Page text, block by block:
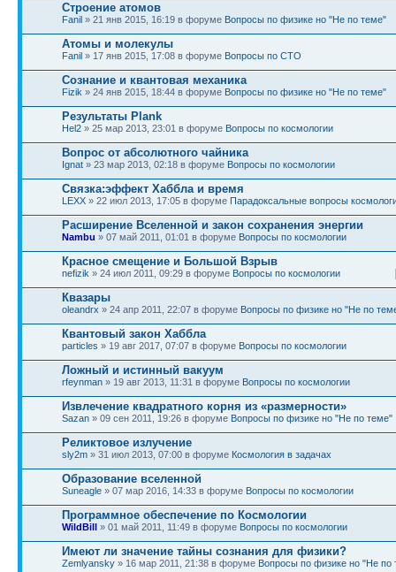
Строение атомов
Fanil » 21 янв 2015, 16:19 в форуме Вопросы по физике но "Не по теме"
Атомы и молекулы
Fanil » 17 янв 2015, 17:08 в форуме Вопросы по СТО
Сознание и квантовая механика
Fizik » 24 янв 2015, 18:44 в форуме Вопросы по физике но "Не по теме"
Результаты Plank
Hel2 » 25 мар 2013, 23:01 в форуме Вопросы по космологии
Вопрос от абсолютного чайника
Ignat » 23 мар 2013, 02:18 в форуме Вопросы по космологии
Связка:эффект Хаббла и время
LEXX » 22 июл 2013, 17:05 в форуме Парадоксальные вопросы
Расширение Вселенной и закон сохранения энергии
Nambu » 07 май 2011, 01:01 в форуме Вопросы по космологии
Красное смещение и Большой Взрыв
nefizik » 24 июл 2011, 09:29 в форуме Вопросы по космологии
Квазары
oleandrx » 24 апр 2011, 22:07 в форуме Вопросы по физике но "Не по
Квантовый закон Хаббла
particles » 19 авг 2017, 07:07 в форуме Вопросы по космологии
Ложный и истинный вакуум
rfeynman » 19 авг 2013, 11:31 в форуме Вопросы по космологии
Извлечение квадратного корня из «размерности»
Sazan » 09 сен 2011, 19:26 в форуме Вопросы по физике но "Не по теме"
Реликтовое излучение
sly2m » 31 июл 2013, 07:00 в форуме Космология в задачах
Образование вселенной
Suneagle » 07 мар 2016, 14:33 в форуме Вопросы по космологии
Программное обеспечение по Космологии
WildBill » 01 май 2011, 11:49 в форуме Вопросы по космологии
Имеют ли значение тайны сознания для физики?
Zemlyansky » 16 мар 2011, 21:38 в форуме Вопросы по физике но "Не по